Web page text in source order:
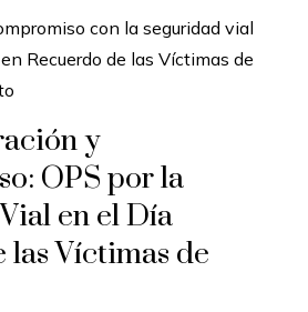
y
OPS por la
en el Día
Víctimas de